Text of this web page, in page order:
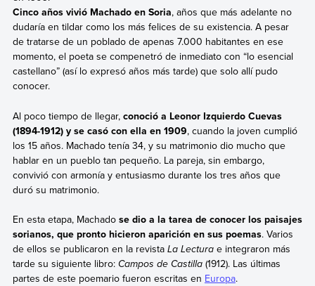
Cinco años vivió Machado en Soria, años que más adelante no
dudaría en tildar como los más felices de su existencia. A pesar
de tratarse de un poblado de apenas 7.000 habitantes en ese
momento, el poeta se compenetró de inmediato con “lo esencial
castellano” (así lo expresó años más tarde) que solo allí pudo
conocer.
Al poco tiempo de llegar, conoció a Leonor Izquierdo Cuevas
(1894-1912) y se casó con ella en 1909, cuando la joven cumplió
los 15 años. Machado tenía 34, y su matrimonio dio mucho que
hablar en un pueblo tan pequeño. La pareja, sin embargo,
convivió con armonía y entusiasmo durante los tres años que
duró su matrimonio.
En esta etapa, Machado se dio a la tarea de conocer los paisajes
sorianos, que pronto hicieron aparición en sus poemas. Varios
de ellos se publicaron en la revista LaLecturae integraron más
tarde su siguiente libro: Campos de Castilla(1912). Las últimas
partes de este poemario fueron escritas en Europa.